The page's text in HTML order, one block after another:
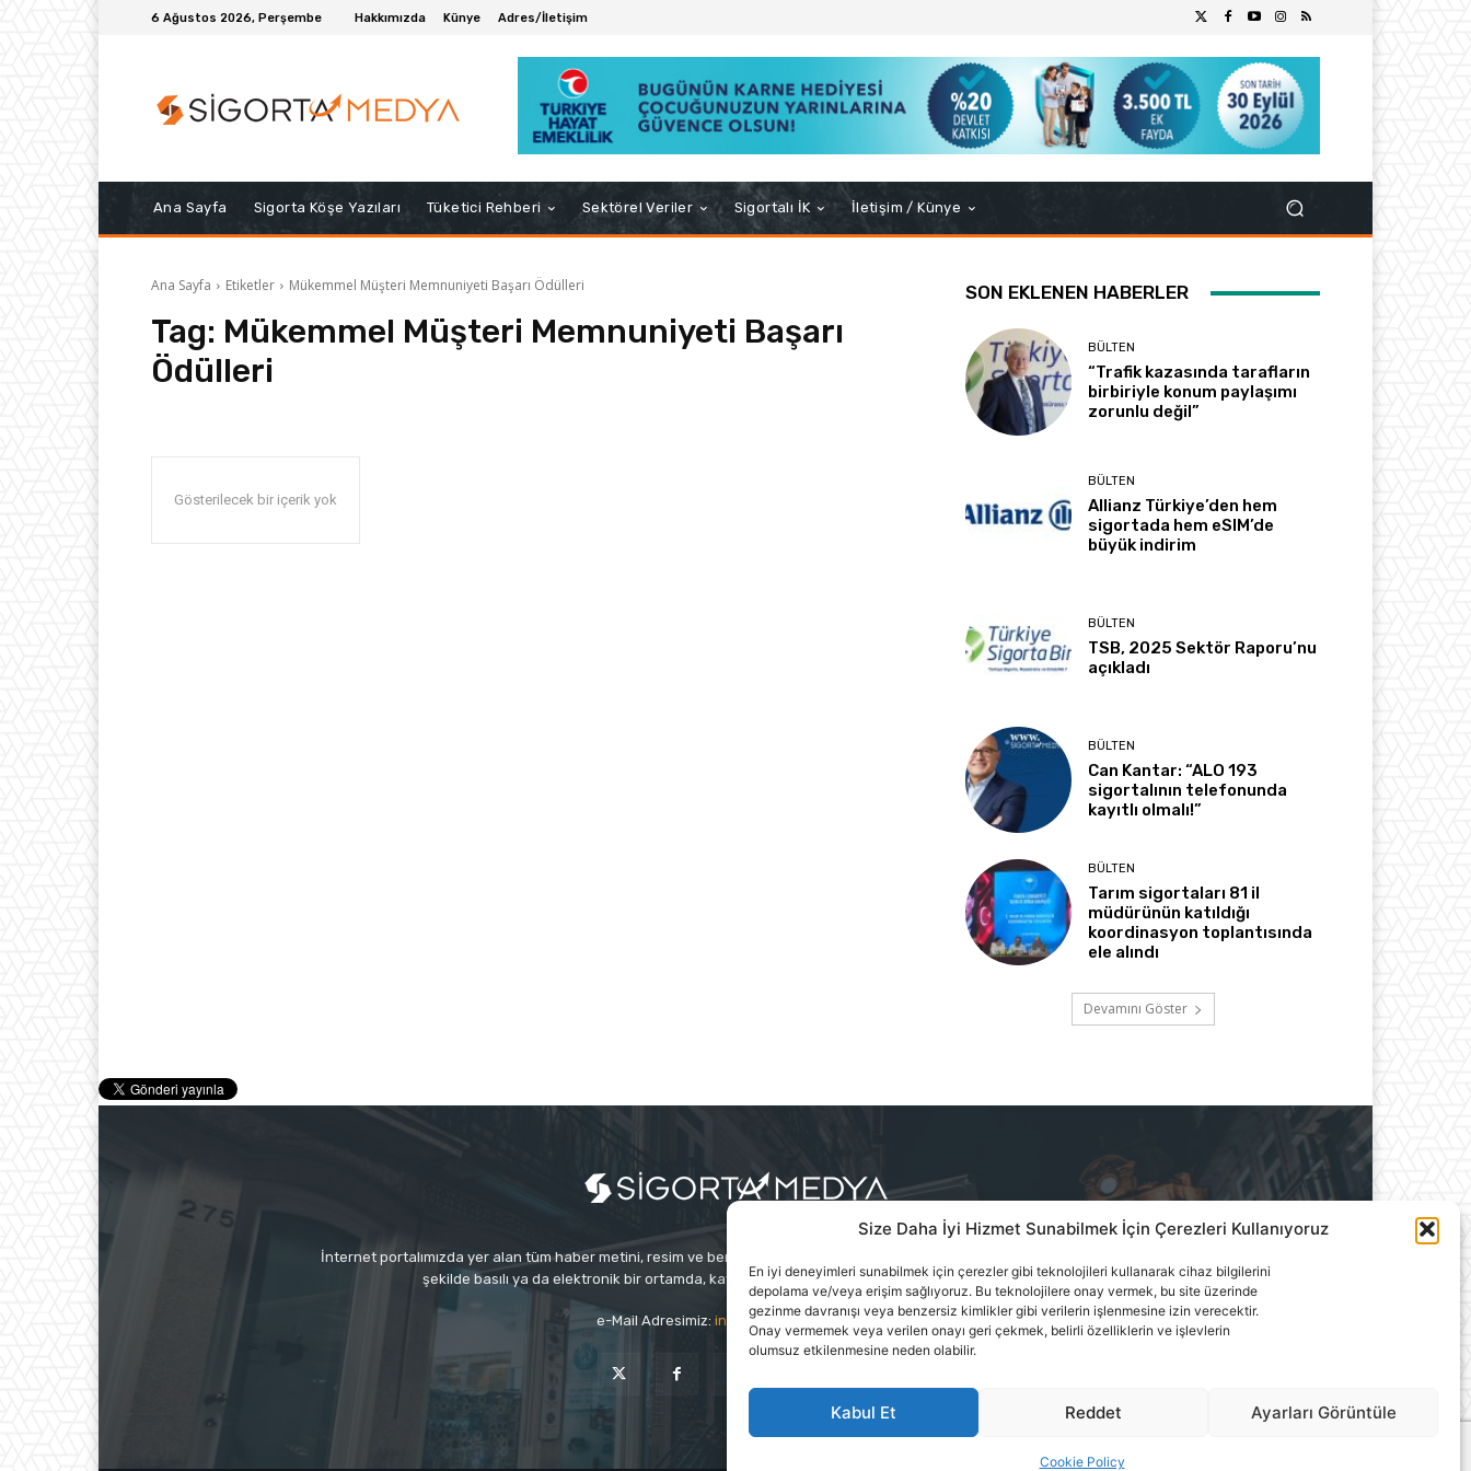
Size Daha İyi Hizmet Sunabilmek İçin Çerezleri Kullanıyoruz
En iyi deneyimleri sunabilmek için çerezler gibi teknolojileri kullanarak cihaz bilgilerini
depolama ve/veya erişim sağlıyoruz. Bu teknolojilere onay vermek, bu site üzerinde
gezinme davranışı veya benzersiz kimlikler gibi verilerin işlenmesine izin verecektir.
Onay vermemek veya verilen onayı geri çekmek, belirli özelliklerin ve işlevlerin
olumsuz etkilenmesine neden olabilir.
Kabul Et Reddet Ayarları Görüntüle
Cookie Policy
6 Ağustos 2026, Perşembe Hakkımızda Künye Adres/İletişim
Ana Sayfa Sigorta Köşe Yazıları Tüketici Rehberi Sektörel Veriler Sigortalı İK İletişim / Künye
Ana Sayfa Etiketler Mükemmel Müşteri Memnuniyeti Başarı Ödülleri
Tag: Mükemmel Müşteri Memnuniyeti Başarı
Ödülleri
Gösterilecek bir içerik yok
SON EKLENEN HABERLER
BÜLTEN
“Trafik kazasında tarafların
birbiriyle konum paylaşımı
zorunlu değil”
BÜLTEN
Allianz Türkiye’den hem
sigortada hem eSIM’de
büyük indirim
BÜLTEN
TSB, 2025 Sektör Raporu’nu
açıkladı
BÜLTEN
Can Kantar: “ALO 193
sigortalının telefonunda
kayıtlı olmalı!”
BÜLTEN
Tarım sigortaları 81 il
müdürünün katıldığı
koordinasyon toplantısında
ele alındı
Devamını Göster
İnternet portalımızda yer alan tüm haber metini, resim ve benzeri içeriğin hakları Sigortamedya Yayıncılık A.Ş.'ye aittir. Hiçbir
şekilde basılı ya da elektronik bir ortamda, kaynak gösterilse bile izin alınmadan kullanılamaz.
e-Mail Adresimiz: info@sigortamedia.com